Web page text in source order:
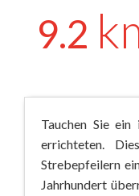
9.2
Tauchen Sie
errichteten.
Strebepfeilern
Jahrhundert